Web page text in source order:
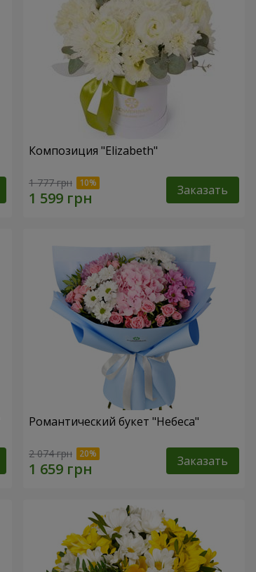
Композиция "Elizabeth"
1 777 грн Заказать
Романтический букет "Небеса"
2 074 грн Заказать